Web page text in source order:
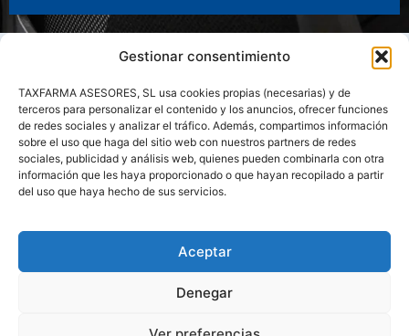
Gestionar consentimiento
TAXFARMA ASESORES, SL usa cookies propias (necesarias) y de
terceros para personalizar el contenido y los anuncios, ofrecer funciones
de redes sociales y analizar el tráfico. Además, compartimos información
sobre el uso que haga del sitio web con nuestros partners de redes
sociales, publicidad y análisis web, quienes pueden combinarla con otra
información que les haya proporcionado o que hayan recopilado a partir
del uso que haya hecho de sus servicios.
Aceptar
Denegar
Sobre nosotros